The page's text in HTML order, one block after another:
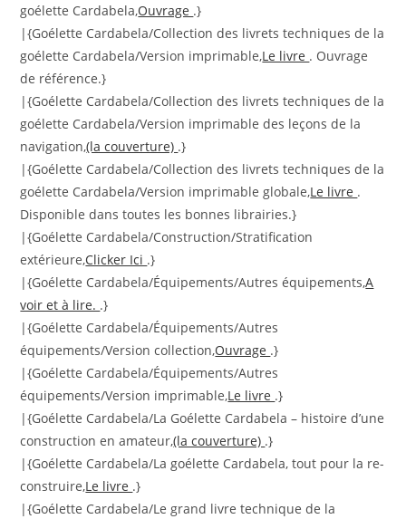
goélette Cardabela,Ouvrage .}
|{Goélette Cardabela/Collection des livrets techniques de la
goélette Cardabela/Version imprimable,Le livre . Ouvrage
de référence.}
|{Goélette Cardabela/Collection des livrets techniques de la
goélette Cardabela/Version imprimable des leçons de la
navigation,(la couverture) .}
|{Goélette Cardabela/Collection des livrets techniques de la
goélette Cardabela/Version imprimable globale,Le livre .
Disponible dans toutes les bonnes librairies.}
|{Goélette Cardabela/Construction/Stratification
extérieure,Clicker Ici .}
|{Goélette Cardabela/Équipements/Autres équipements,A
voir et à lire. .}
|{Goélette Cardabela/Équipements/Autres
équipements/Version collection,Ouvrage .}
|{Goélette Cardabela/Équipements/Autres
équipements/Version imprimable,Le livre .}
|{Goélette Cardabela/La Goélette Cardabela – histoire d’une
construction en amateur,(la couverture) .}
|{Goélette Cardabela/La goélette Cardabela, tout pour la re-
construire,Le livre .}
|{Goélette Cardabela/Le grand livre technique de la